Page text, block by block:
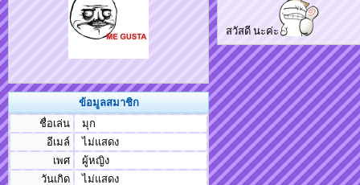
ข้อมูลสมาชิก
ชื่อเล่น
มุก
อีเมล์
ไม่แสดง
เพศ
ผู้หญิง
วันเกิด
ไม่แสดง
สวัสดี นะค่ะ